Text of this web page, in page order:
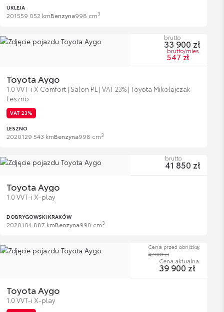
UKLEJA
201559 052 kmBenzyna998 cm3
Toyota Aygo
1.0 VVT-i X Comfort | Salon PL | VAT 23% | Toyota Mikołajczak
Leszno
VAT 23%
LESZNO
2020129 543 kmBenzyna998 cm3
brutto
33 900 zł
brutto/mies.
547 zł
Toyota Aygo
1.0 VVT-i X-play
DOBRYGOWSKI KRAKÓW
2020104 887 kmBenzyna998 cm3
brutto
41 850 zł
Toyota Aygo
1.0 VVT-i X-play
Cena przed obniżką:
42 000 zł
Cena aktualna:
39 900 zł